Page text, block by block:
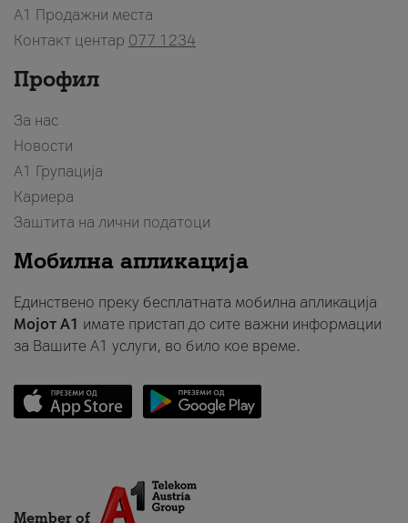
A1 Продажни места
Контакт центар 077 1234
Профил
За нас
Новости
А1 Групација
Кариера
Заштита на лични податоци
Мобилна апликација
Единствено преку бесплатната мобилна апликација
Мојот A1 имате пристап до сите важни информации
за Вашите A1 услуги, во било кое време.
Member of